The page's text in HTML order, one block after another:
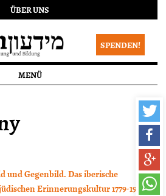
ÜBER UNS
SPENDEN!
MENÜ
und Gegenbild. Das iberische
Erinnerungskultur 1779-1939